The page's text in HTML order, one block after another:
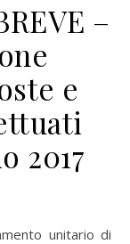
–
e
2017
unitario di